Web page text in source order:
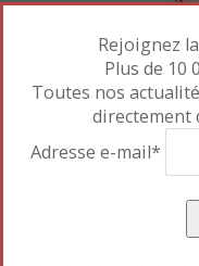
Scénario : Véronique
Dessins : Christine
Ed. Michel Lafon,
Rejoignez
Plus de 10
Toutes nos
directement
Adresse e-mail*